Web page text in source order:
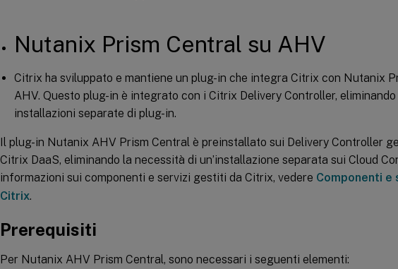
Nutanix Prism Central su AHV
Citrix ha sviluppato e mantiene un plug-in che integra Citrix con Nutanix
AHV. Questo plug-in è integrato con i Citrix Delivery Controller,
installazioni separate di plug-in.
Il plug-in Nutanix AHV Prism Central è preinstallato sui Delivery Controller
Citrix DaaS, eliminando la necessità di un’installazione separata sui Cloud
informazioni sui componenti e servizi gestiti da Citrix, vedere Componenti
Citrix.
Prerequisiti
Per Nutanix AHV Prism Central, sono necessari i seguenti elementi: